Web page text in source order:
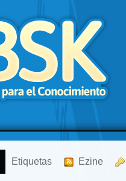
Etiquetas Ezine